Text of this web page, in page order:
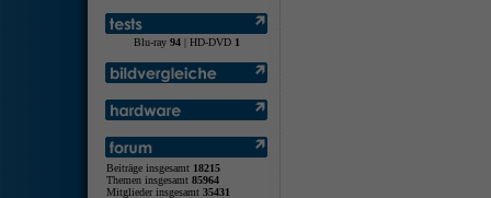
Blu-ray 94| HD-DVD 1
Beiträge insgesamt 18215
Themen insgesamt 85964
Mitglieder insgesamt 35431